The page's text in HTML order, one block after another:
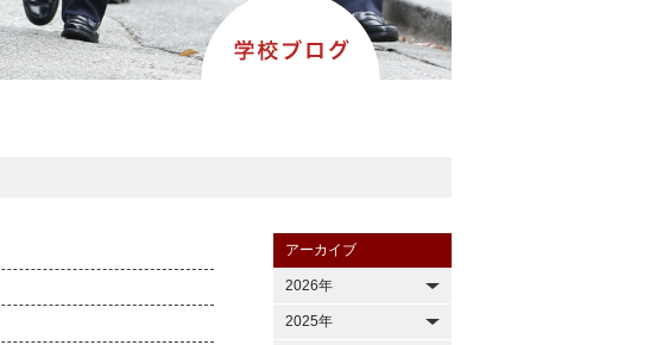
アーカイブ
2026年
2025年